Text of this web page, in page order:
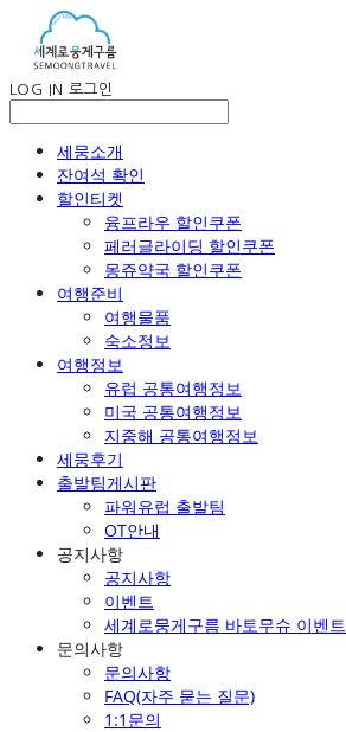
LOG IN 로그인
세뭉소개
잔여석 확인
할인티켓
융프라우 할인쿠폰
페러글라이딩 할인쿠폰
몽쥬약국 할인쿠폰
여행준비
여행물품
숙소정보
여행정보
유럽 공통여행정보
미국 공통여행정보
지중해 공통여행정보
세뭉후기
출발팀게시판
파워유럽 출발팀
OT안내
공지사항
공지사항
이벤트
세계로뭉게구름 바토무슈 이벤트
문의사항
문의사항
FAQ(자주 묻는 질문)
1:1문의